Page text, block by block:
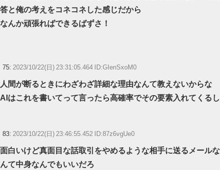
答と俺の考えをコネコネした感じだから
なんか頑張ればできるばずさ！
75: 2023/10/22(日) 23:31:05.464 ID:GIenSxoM0
人間が断るときにわざわざ詳細な理由なんて教えないからな
AIはこれを書いてって言ったら高確率でその要素入れてくるし
83: 2023/10/22(日) 23:46:55.452 ID:87z6vgUe0
面白いけど真面目な話取引をやめるような相手に送るメールな
んて中身なんでもいいだろ